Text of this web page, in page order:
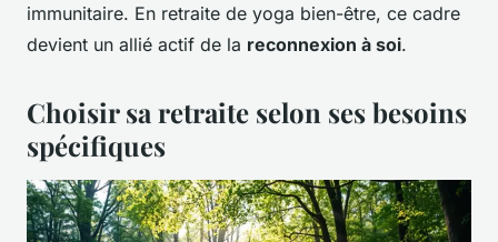
immunitaire. En retraite de yoga bien-être, ce cadre
devient un allié actif de la reconnexion à soi.
Choisir sa retraite selon ses besoins
spécifiques